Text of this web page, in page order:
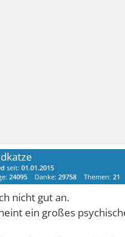
seit:01.01.2015
24095 Danke:29758 Themen:21
nicht gut an.
ein großes